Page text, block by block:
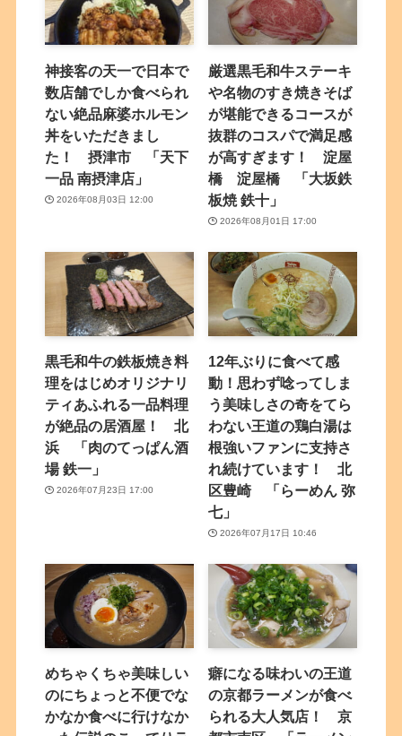
神接客の天一で日本で
数店舗でしか食べられ
ない絶品麻婆ホルモン
丼をいただきまし
た！ 摂津市 「天下
一品 南摂津店」
2026年08月03日 12:00
厳選黒毛和牛ステーキ
や名物のすき焼きそば
が堪能できるコースが
抜群のコスパで満足感
が高すぎます！ 淀屋
橋 淀屋橋 「大坂鉄
板焼 鉄十」
2026年08月01日 17:00
黒毛和牛の鉄板焼き料
理をはじめオリジナリ
ティあふれる一品料理
が絶品の居酒屋！ 北
浜 「肉のてっぱん酒
場 鉄一」
2026年07月23日 17:00
12年ぶりに食べて感
動！思わず唸ってしま
う美味しさの奇をてら
わない王道の鶏白湯は
根強いファンに支持さ
れ続けています！ 北
区豊崎 「らーめん 弥
七」
2026年07月17日 10:46
めちゃくちゃ美味しい
のにちょっと不便でな
かなか食べに行けなか
癖になる味わいの王道
の京都ラーメンが食べ
られる大人気店！ 京